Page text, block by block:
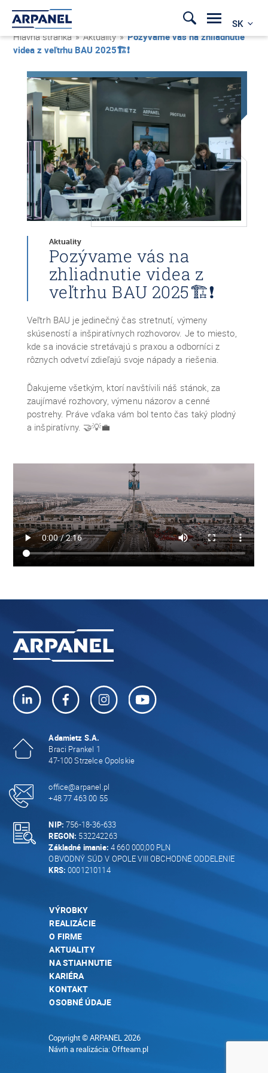
SK
Hlavná stránka » Aktuality »Pozývame vás na zhliadnutie
videa z veľtrhu BAU 2025🏗❗
Aktuality
Pozývame vás na
zhliadnutie videa z
veľtrhu BAU 2025🏗❗
Veľtrh BAU je jedinečný čas stretnutí, výmeny
skúseností a inšpiratívnych rozhovorov. Je to miesto,
kde sa inovácie stretávajú s praxou a odborníci z
rôznych odvetví zdieľajú svoje nápady a riešenia.
Ďakujeme všetkým, ktorí navštívili náš stánok, za
zaujímavé rozhovory, výmenu názorov a cenné
postrehy. Práve vďaka vám bol tento čas taký plodný
a inšpiratívny. 🤝💡💼
Adamietz S.A.
Braci Prankel 1
47-100 Strzelce Opolskie
office@arpanel.pl
+48 77 463 00 55
NIP: 756-18-36-633
REGON: 532242263
Základné imanie: 4 660 000,00 PLN
OBVODNÝ SÚD V OPOLE VIII OBCHODNÉ ODDELENIE
KRS: 0001210114
VÝROBKY
REALIZÁCIE
O FIRME
AKTUALITY
NA STIAHNUTIE
KARIÉRA
KONTAKT
OSOBNÉ ÚDAJE
Copyright © ARPANEL 2026
Návrh a realizácia:Offteam.pl